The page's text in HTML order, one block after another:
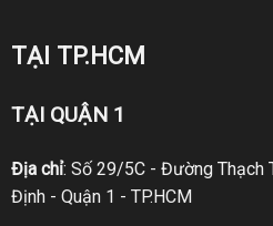
TẠI TP.HCM
TẠI QUẬN 1
Địa chỉ: Số 29/5C - Đường Thạch
Định - Quận 1 - TP.HCM